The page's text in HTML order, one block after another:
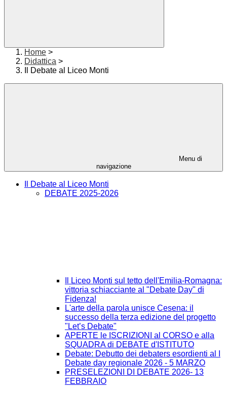
Home >
Didattica >
Il Debate al Liceo Monti
Menu di
navigazione
Il Debate al Liceo Monti
DEBATE 2025-2026
Il Liceo Monti sul tetto dell'Emilia-Romagna:
vittoria schiacciante al "Debate Day" di
Fidenza!
L'arte della parola unisce Cesena: il
successo della terza edizione del progetto
"Let’s Debate"
APERTE le ISCRIZIONI al CORSO e alla
SQUADRA di DEBATE d'ISTITUTO
Debate: Debutto dei debaters esordienti al I
Debate day regionale 2026 - 5 MARZO
PRESELEZIONI DI DEBATE 2026- 13
FEBBRAIO